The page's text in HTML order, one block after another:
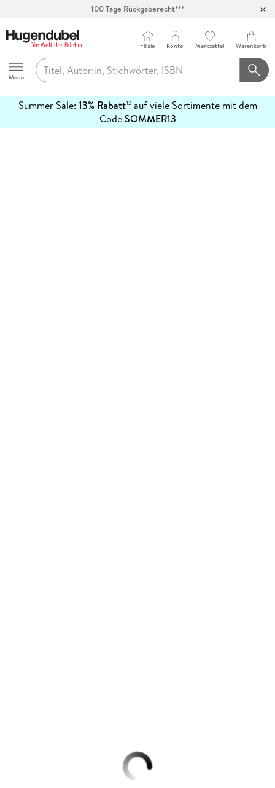
100 Tage Rückgaberecht***
Hugendubel
Menu
Filiale Konto Merkzettel Warenkorb
Summer Sale: 13% Rabatt12auf viele Sortimente mit dem
CodeSOMMER13
erfahren